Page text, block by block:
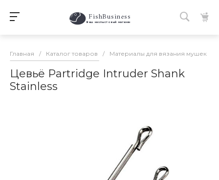
FishBusiness
Ваш нахлыстовый магазин
Главная / Каталог товаров / Материалы для вязания мушек
Цевьё Partridge Intruder Shank
Stainless